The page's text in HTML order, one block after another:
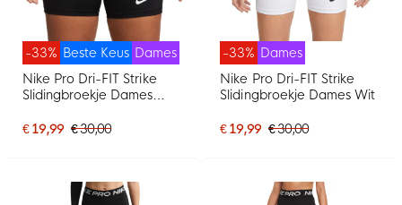
Beste Keus
-33%
Dames
Nike Pro Dri-FIT Strike
Slidingbroekje Dames
€ 19,99 € 30,00
-33% Dames
Nike Pro Dri-FIT Strike
Slidingbroekje Dames Wit
€ 19,99 € 30,00